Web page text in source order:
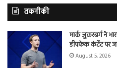
तकनीकी
मार्क जुकरबर्ग ने
डीपफेक कंटेंट पर
August 5, 2026